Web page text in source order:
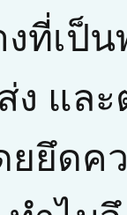
ที่เป็
ง แล
ยึดค